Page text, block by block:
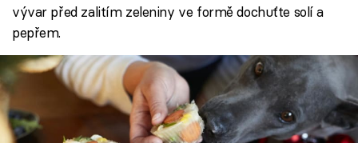
vývar před zalitím zeleniny ve formě dochuťte solí a
pepřem.